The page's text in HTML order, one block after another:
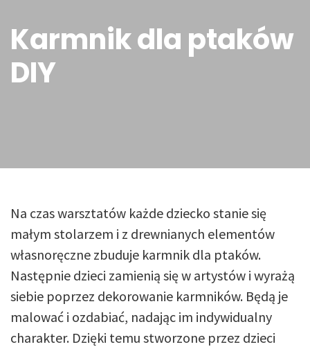
Karmnik dla ptaków
DIY
Na czas warsztatów każde dziecko stanie się
małym stolarzem i z drewnianych elementów
własnoręczne zbuduje karmnik dla ptaków.
Następnie dzieci zamienią się w artystów i wyrażą
siebie poprzez dekorowanie karmników. Będą je
malować i ozdabiać, nadając im indywidualny
charakter. Dzięki temu stworzone przez dzieci